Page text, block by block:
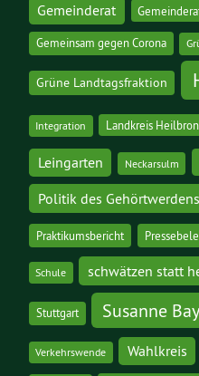
Gemeinderat
Gemeinsam gegen Corona
Grüne Landtagsfraktion
Integration Landkreis
Leingarten Neckarsulm
Politik des Gehörtwerdens
Praktikumsbericht
Schule schwätzen statt
Stuttgart Susanne Bay
Verkehrswende Wahlkreis